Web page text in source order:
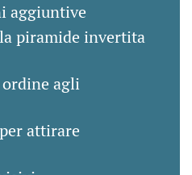
aggiuntive
piramide invertita
agli
attirare